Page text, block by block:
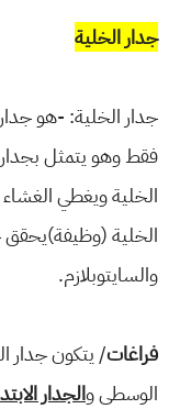
جدار الخلية
جدار الخلية: -هو
فقط وهو يتمثل
الخلية ويغطي الغشاء
الخلية(وظيفة)يحقق
والسايتوبلازم.
فراغات/ يتكون جدار
الوسطى والجدار